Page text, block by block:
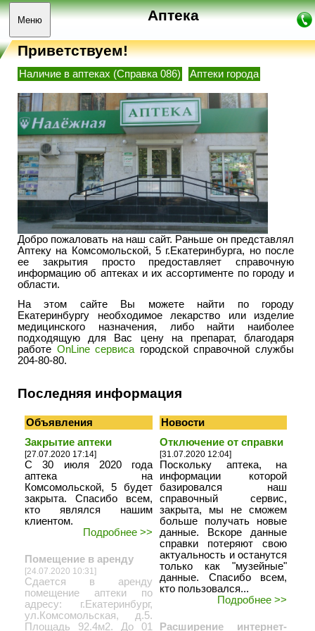
Меню Аптека
Приветствуем!
Наличие в аптеках (Справка 086) Аптеки города
Добро пожаловать на наш сайт. Раньше он представлял
Аптеку на Комсомольской, 5 г.Екатеринбурга, но после
ее закрытия просто предоставляет справочную
информацию об аптеках и их ассортименте по городу и
области.
На этом сайте Вы можете найти по городу
Екатеринбургу необходимое лекарство или изделие
медицинского назначения, либо найти наиболее
подходящую для Вас цену на препарат, благодаря
работе OnLine сервиса городской справочной службы
204-80-80.
Последняя информация
Объявления
Новости
Закрытие аптеки
[27.07.2020 17:14]
С 30 июля 2020 года
аптека на
Комсомольской, 5 будет
закрыта. Спасибо всем,
кто являлся нашим
клиентом.
Подробнее >>
Помещение в аренду
[24.07.2020 10:31]
Сдается в аренду
помещение аптеки по
адресу: г.Екатеринбург,
ул.Комсомольская, д.5.
Площадь 92.4м2. До 01
Отключение от справки
[31.07.2020 12:04]
Поскольку аптека, на
информации которой
базировался наш
справочный сервис,
закрыта, мы не сможем
больше получать новые
данные. Вскоре данные
справки потеряют свою
актуальность и останутся
только как "музейные"
данные. Спасибо всем,
кто пользовался...
Подробнее >>
Расширение интернет-